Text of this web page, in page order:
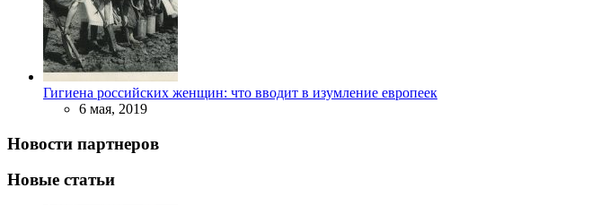
Гигиена российских женщин: что вводит в изумление европеек
6 мая, 2019
Новости партнеров
Новые статьи